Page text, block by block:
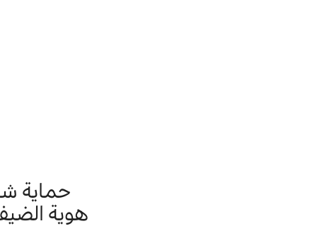
حماية
هوية